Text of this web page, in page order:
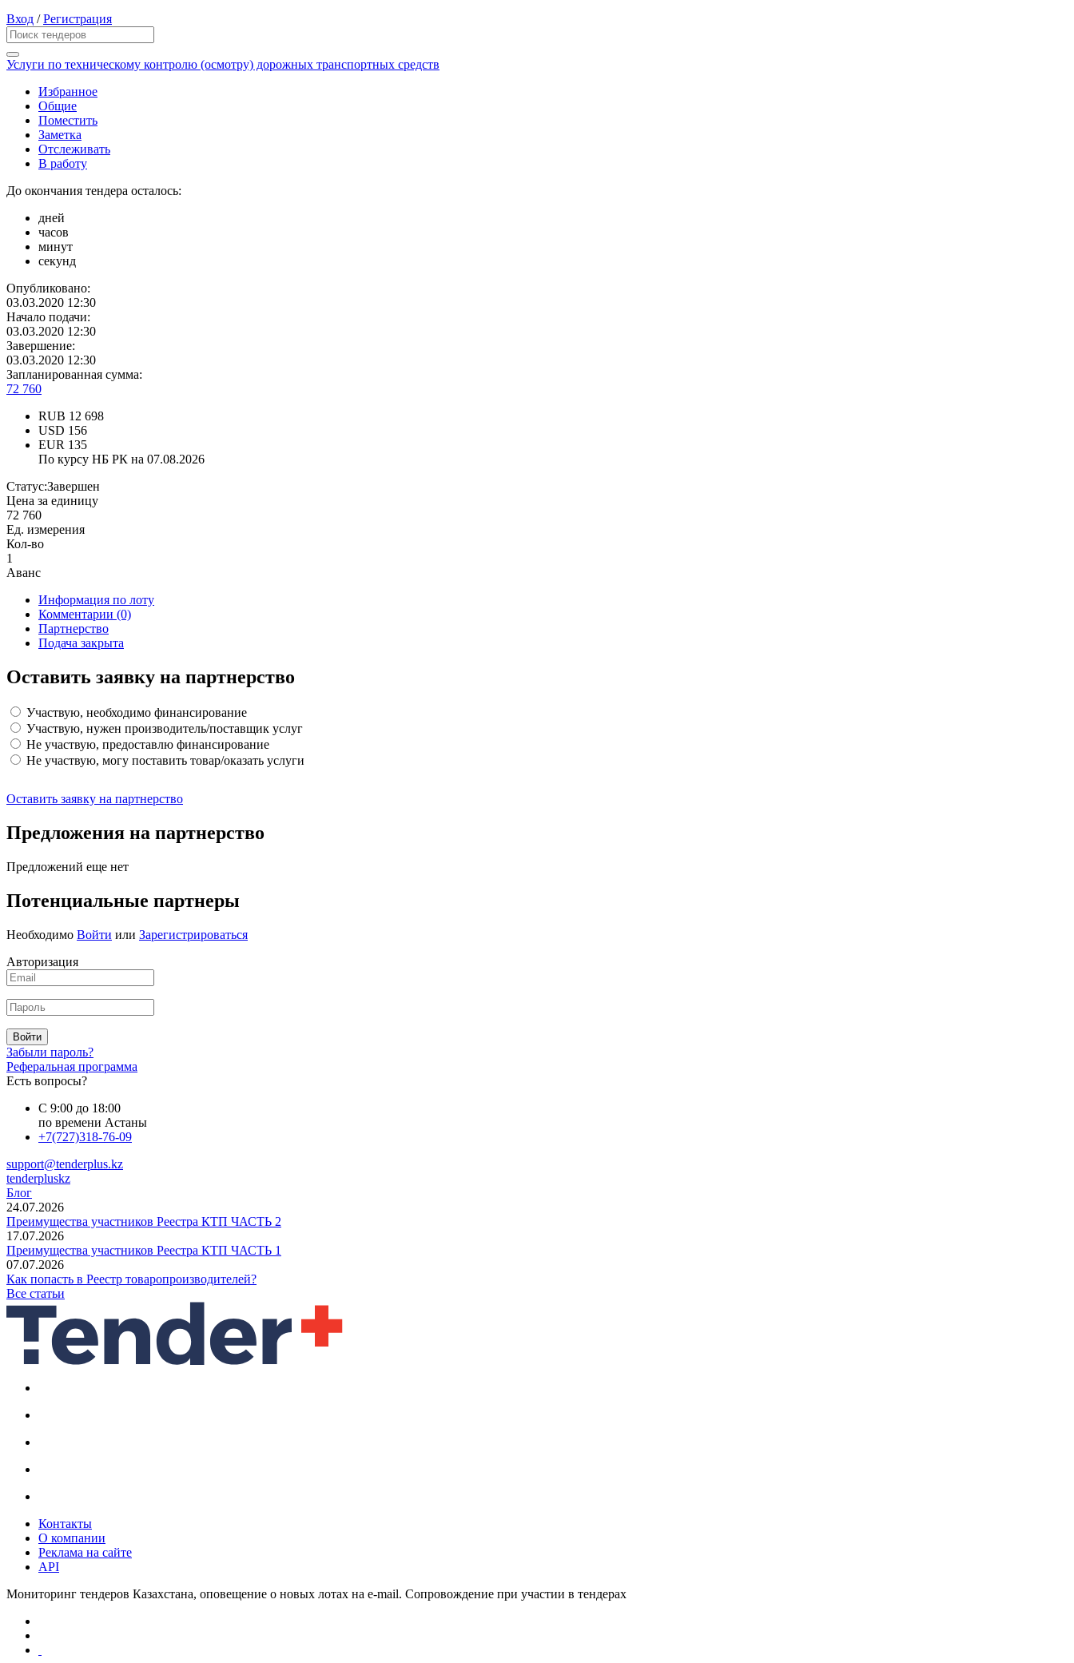
Вход /Регистрация
Услуги по техническому контролю (осмотру) дорожных транспортных средств
Избранное
Общие
Поместить
Заметка
Отслеживать
В работу
До окончания тендера осталось:
дней
часов
минут
секунд
Опубликовано:
03.03.2020 12:30
Начало подачи:
03.03.2020 12:30
Завершение:
03.03.2020 12:30
Запланированная сумма:
72 760
RUB 12 698
USD 156
EUR 135
По курсу НБ РК на 07.08.2026
Статус:Завершен
Цена за единицу
72 760
Ед. измерения
Кол-во
1
Аванс
Информация по лоту
Комментарии (0)
Партнерство
Подача закрыта
Оставить заявку на партнерство
Участвую, необходимо финансирование
Участвую, нужен производитель/поставщик услуг
Не участвую, предоставлю финансирование
Не участвую, могу поставить товар/оказать услуги
Оставить заявку на партнерство
Предложения на партнерство
Предложений еще нет
Потенциальные партнеры
Необходимо Войти или Зарегистрироваться
Авторизация
Войти
Забыли пароль?
Реферальная программа
Есть вопросы?
С 9:00 до 18:00
по времени Астаны
+7(727)318-76-09
support@tenderplus.kz
tenderpluskz
Блог
24.07.2026
Преимущества участников Реестра КТП ЧАСТЬ 2
17.07.2026
Преимущества участников Реестра КТП ЧАСТЬ 1
07.07.2026
Как попасть в Реестр товаропроизводителей?
Все статьи
Контакты
О компании
Реклама на сайте
API
Мониторинг тендеров Казахстана, оповещение о новых лотах на e-mail. Сопровождение при участии в тендерах